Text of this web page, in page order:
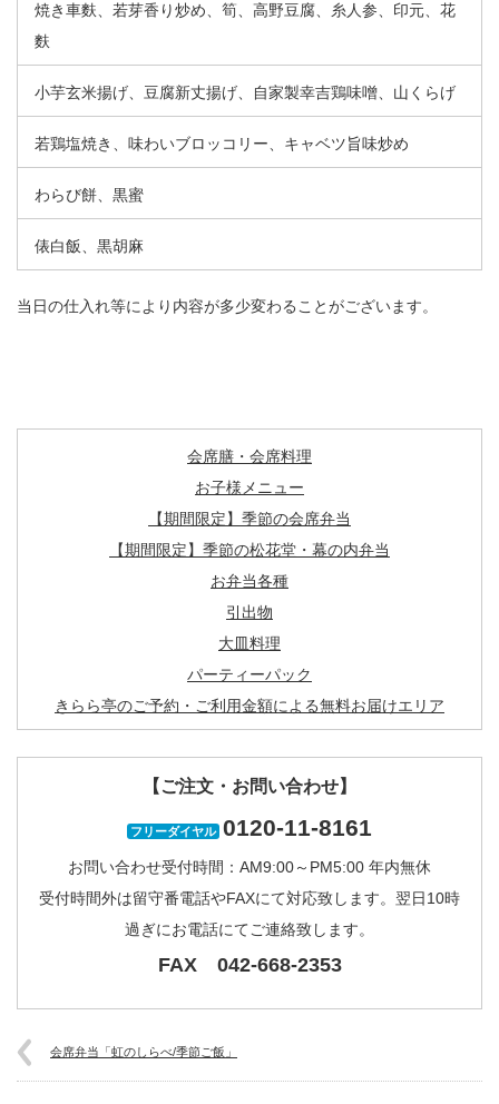
焼き車麩、若芽香り炒め、筍、高野豆腐、糸人参、印元、花
麩
小芋玄米揚げ、豆腐新丈揚げ、自家製幸吉鶏味噌、山くらげ
若鶏塩焼き、味わいブロッコリー、キャベツ旨味炒め
わらび餅、黒蜜
俵白飯、黒胡麻
当日の仕入れ等により内容が多少変わることがございます。
会席膳・会席料理
お子様メニュー
【期間限定】季節の会席弁当
【期間限定】季節の松花堂・幕の内弁当
お弁当各種
引出物
大皿料理
パーティーパック
きらら亭のご予約・ご利用金額による無料お届けエリア
【ご注文・お問い合わせ】
フリーダイヤル 0120-11-8161
お問い合わせ受付時間：AM9:00～PM5:00 年内無休
受付時間外は留守番電話やFAXにて対応致します。翌日10時
過ぎにお電話にてご連絡致します。
FAX 042-668-2353
会席弁当「虹のしらべ/季節ご飯」